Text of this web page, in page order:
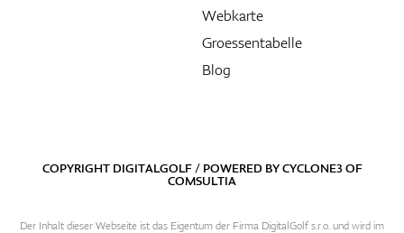
Webkarte
Groessentabelle
Blog
COPYRIGHT DIGITALGOLF / POWERED BYCYCLONE3OF
COMSULTIA
Der Inhalt dieser Webseite ist das Eigentum der Firma DigitalGolf s.r.o. und wird im